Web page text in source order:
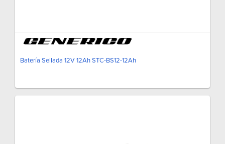
Batería Sellada 12V 12Ah STC-BS12-12Ah